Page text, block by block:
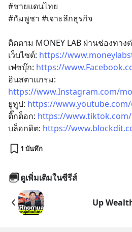
#ชายแดนไทย
#กัมพูชา #เจาะลึกธุรกิจ
ติดตาม MONEY LAB ผ่านช่องทาง
เว็บไซต์: https://
เฟซบุ๊ก: https://
https://www.Instagram.com/
ยูทูป: https://
ติ๊กต็อก: https://
บล็อกดิต: https://
1 บันทึก
ดูเพิ่มเติมในซีรีส์
Up